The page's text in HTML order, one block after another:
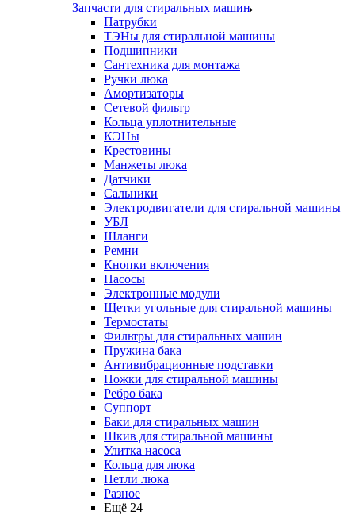
Запчасти для стиральных машин
Патрубки
ТЭНы для стиральной машины
Подшипники
Сантехника для монтажа
Ручки люка
Амортизаторы
Сетевой фильтр
Кольца уплотнительные
КЭНы
Крестовины
Манжеты люка
Датчики
Сальники
Электродвигатели для стиральной машины
УБЛ
Шланги
Ремни
Кнопки включения
Насосы
Электронные модули
Щетки угольные для стиральной машины
Термостаты
Фильтры для стиральных машин
Пружина бака
Антивибрационные подставки
Ножки для стиральной машины
Ребро бака
Суппорт
Баки для стиральных машин
Шкив для стиральной машины
Улитка насоса
Кольца для люка
Петли люка
Разное
Ещё 24